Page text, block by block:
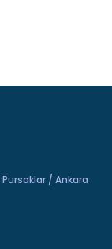
/ Ankara